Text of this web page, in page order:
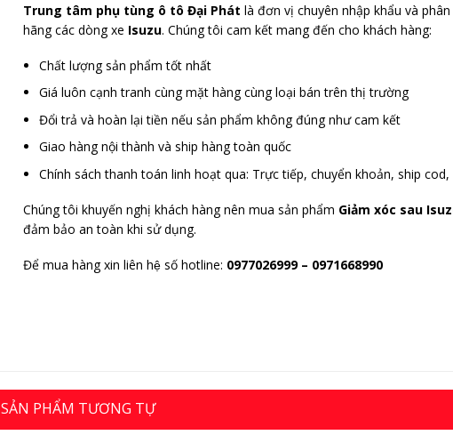
Trung tâm phụ tùng ô tô Đại Phát là đơn vị chuyên nhập khẩu và
hãng các dòng xe Isuzu. Chúng tôi cam kết mang đến cho khách hàng:
Chất lượng sản phẩm tốt nhất
Giá luôn cạnh tranh cùng mặt hàng cùng loại bán trên thị trường
Đổi trả và hoàn lại tiền nếu sản phẩm không đúng như cam kết
Giao hàng nội thành và ship hàng toàn quốc
Chính sách thanh toán linh hoạt qua: Trực tiếp, chuyển khoản, ship
Chúng tôi khuyến nghị khách hàng nên mua sản phẩm Giảm xóc sau
đảm bảo an toàn khi sử dụng.
Để mua hàng xin liên hệ số hotline: 0977026999– 0971668990
SẢN PHẨM TƯƠNG TỰ